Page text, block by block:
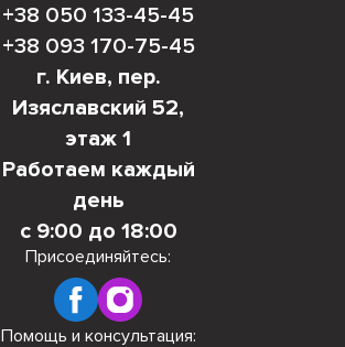
+38 050 133-45-45
+38 093 170-75-45
г. Киев, пер.
Изяславский 52,
этаж 1
Работаем каждый
день
с 9:00 до 18:00
Присоединяйтесь:
Помощь и консультация: